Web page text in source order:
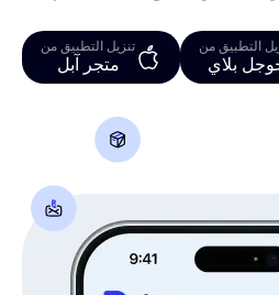
التطبيق من
بلاي
تنزيل التطبيق من
متجر آبل